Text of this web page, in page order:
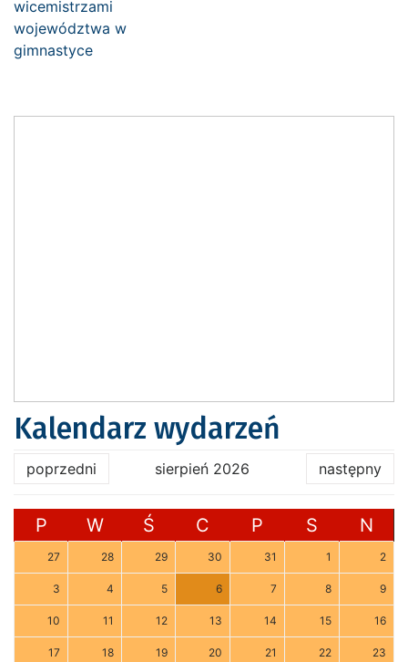
Kalendarz wydarzeń
poprzedni sierpień 2026 następny
P W Ś C P S N
27 28 29 30 31 1 2
3 4 5 6 7 8 9
10 11 12 13 14 15 16
17 18 19 20 21 22 23